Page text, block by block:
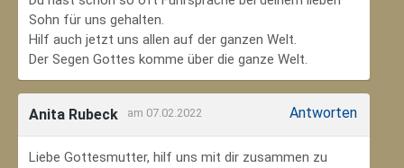
Sohn für uns gehalten.
Hilf auch jetzt uns allen auf der ganzen Welt.
Der Segen Gottes komme über die ganze Welt.
Anita Rubeck am 07.02.2022 Antworten
Liebe Gottesmutter, hilf uns mit dir zusammen zu